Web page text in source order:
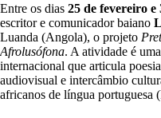
Entre os dias 25 de fevereiro e
escritor e comunicador baiano
Luanda (Angola), o projeto
Afrolusófona. A atividade é
internacional que articula
audiovisual e intercâmbio
africanos de língua portuguesa